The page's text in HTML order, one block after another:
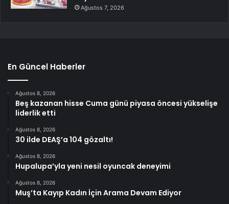
Ağustos 7, 2026
En Güncel Haberler
Ağustos 8, 2026
Beş kazanan hisse Cuma günü piyasa öncesi yükselişe
liderlik etti
Ağustos 8, 2026
30 ilde DEAŞ’a 104 gözaltı!
Ağustos 8, 2026
Hupalupa’yla yeni nesil oyuncak deneyimi
Ağustos 8, 2026
Muş’ta Kayıp Kadın İçin Arama Devam Ediyor